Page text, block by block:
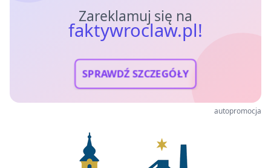
Zareklamuj się na
faktywroclaw.pl!
SPRAWDŹ SZCZEGÓŁY
autopromocja